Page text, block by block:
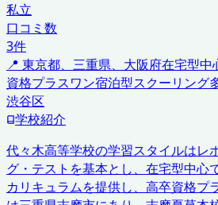
私立
口コミ数
3件
📍 東京都、三重県、大阪府在宅型中
資格プラスワン宿泊型スクーリング
渋谷区
学校紹介
代々木高等学校の学習スタイルはレ
グ・テストを基本とし、在宅型中心
カリキュラムを提供し、高卒資格プ